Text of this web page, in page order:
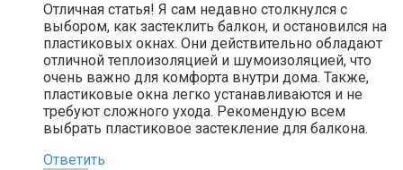
Отличная статья! Я сам недавно столкнулся с
выбором, как застеклить балкон, и остановился на
пластиковых окнах. Они действительно обладают
отличной теплоизоляцией и шумоизоляцией, что
очень важно для комфорта внутри дома. Также,
пластиковые окна легко устанавливаются и не
требуют сложного ухода. Рекомендую всем
выбрать пластиковое застекление для балкона.
Ответить